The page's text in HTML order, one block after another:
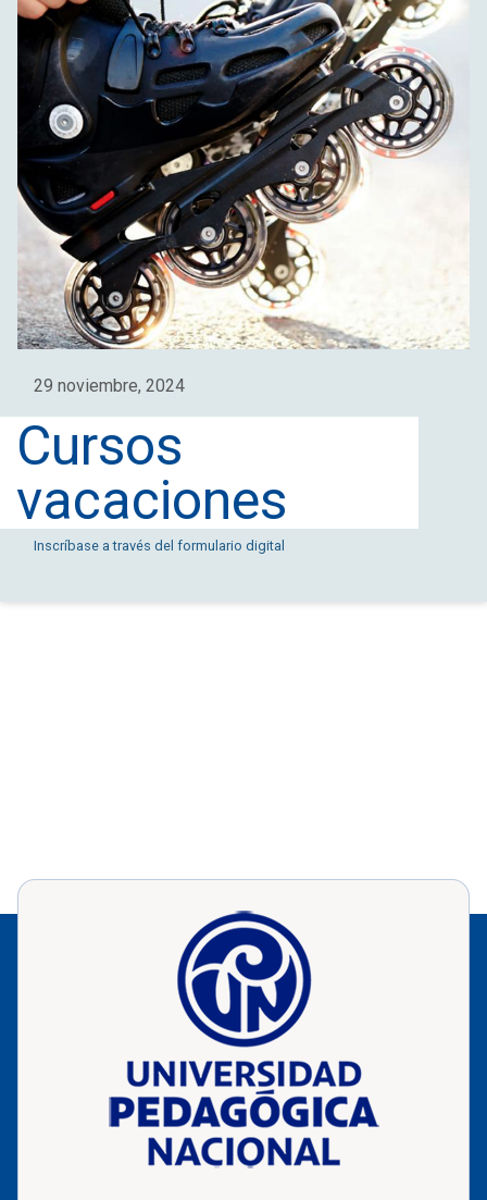
Cursos
vacaciones
29 noviembre, 2024
Inscríbase a través del formulario digital